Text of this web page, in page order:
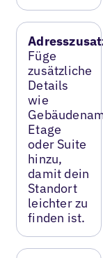
Füge
zusätzliche
Details
wie
Etage
oder Suite
hinzu,
damit dein
Standort
leichter zu
finden ist.